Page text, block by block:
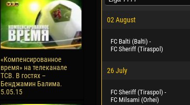
21 July
Emil TIMBUR
24 July
Mihail COROTCOV
27 July
Vladimir FRATEA
«Компенсированное
время» на телеканале
ТСВ. В гостях –
Бенджамин Балима.
5.05.15
02 August
FC Balti (Balti) -
FC Sheriff (Tiraspol)
26 July
FC Sheriff (Tiraspol) -
FC Milsami (Orhei)